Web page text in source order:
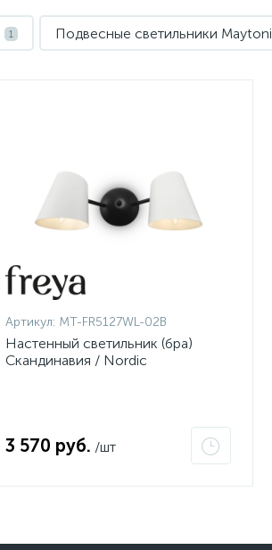
1 Подвесные светильники Maytoni
Артикул: MT-FR5127WL-02B
Настенный светильник (бра)
Скандинавия / Nordic
3 570 руб. /шт